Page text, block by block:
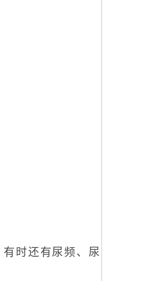
时还有尿频、尿